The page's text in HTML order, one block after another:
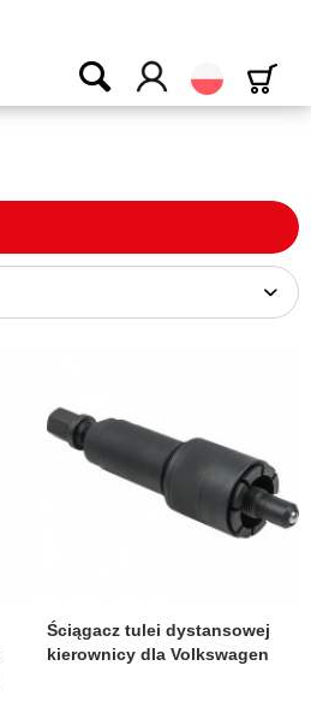
Polski
Ściągacz tulei dystansowej
kierownicy dla Volkswagen